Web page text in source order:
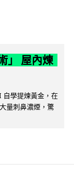
」 屋內煉
自學提煉黃金，在
量刺鼻濃煙，驚